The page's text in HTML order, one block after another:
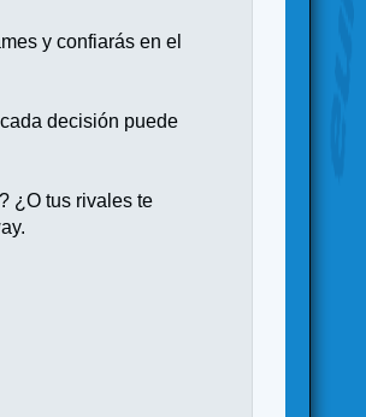
y confiarás en el
decisión puede
¿O tus rivales te